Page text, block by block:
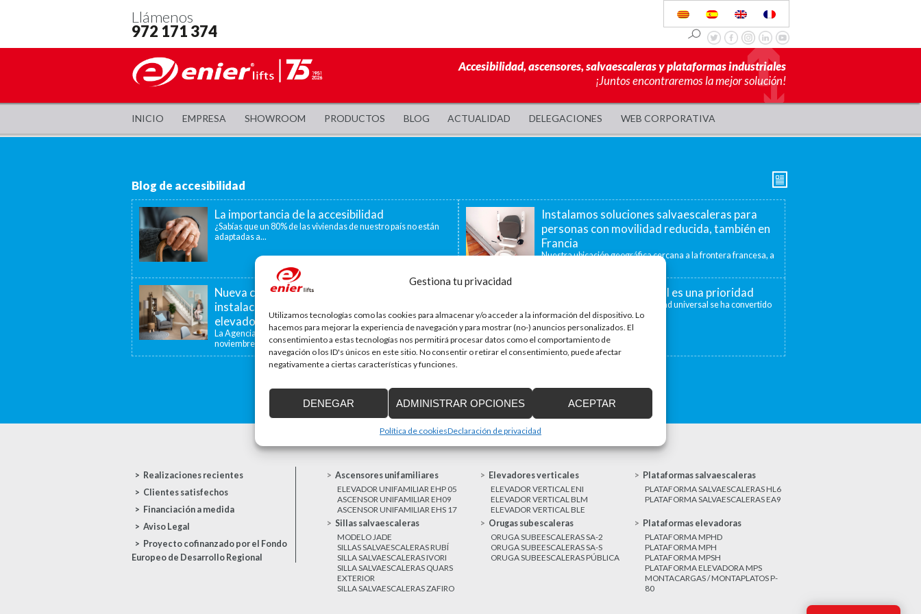
Gestiona tu privacidad
Utilizamos tecnologías como las cookies para almacenar y/o acceder a la información del dispositivo. Lo
hacemos para mejorar la experiencia de navegación y para mostrar (no-) anuncios personalizados. El
consentimiento a estas tecnologías nos permitirá procesar datos como el comportamiento de
navegación o los ID's únicos en este sitio. No consentir o retirar el consentimiento, puede afectar
negativamente a ciertas características y funciones.
ACEPTAR
DENEGAR ADMINISTRAR OPCIONES
Política de cookiesDeclaración de privacidad
Llámenos
972 171 374
Accesibilidad, ascensores, salvaescaleras y plataformas industriales
¡Juntos encontraremos la mejor solución!
INICIO EMPRESA SHOWROOM PRODUCTOS BLOG ACTUALIDAD DELEGACIONES WEB CORPORATIVA
Blog de accesibilidad
La importancia de la accesibilidad
¿Sabías que un 80% de las viviendas de nuestro país no están
adaptadas a...
Instalamos soluciones salvaescaleras para
personas con movilidad reducida, también en
Francia
Nuestra ubicación geográfica cercana a la frontera francesa, a
40 minutos, nos permite ofrecer...
Nueva convocatoria de ayudas para la
instalación de ascensores, plataformas
elevadoras y dispositivos de accesibilidad
La Agencia de la Vivienda de Cataluña aprobó el pasado 15 de
noviembre de...
La accesibilidad universal es una prioridad
En la última década la accesibilidad universal se ha convertido
en una prioridad para...
Realizaciones recientes
Clientes satisfechos
Financiación a medida
Aviso Legal
Proyecto cofinanzado por el Fondo
Europeo de Desarrollo Regional
Ascensores unifamiliares
ELEVADOR UNIFAMILIAR EHP 05
ASCENSOR UNIFAMILIAR EH09
ASCENSOR UNIFAMILIAR EHS 17
Elevadores verticales
ELEVADOR VERTICAL ENI
ELEVADOR VERTICAL BLM
ELEVADOR VERTICAL BLE
Plataformas salvaescaleras
PLATAFORMA SALVAESCALERAS HL6
PLATAFORMA SALVAESCALERAS EA9
Sillas salvaescaleras
MODELO JADE
SILLAS SALVAESCALERAS RUBÍ
SILLA SALVAESCALERAS IVORI
SILLA SALVAESCALERAS QUARS
EXTERIOR
SILLA SALVAESCALERAS ZAFIRO
Orugas subescaleras
ORUGA SUBEESCALERAS SA-2
ORUGA SUBEESCALERAS SA-S
ORUGA SUBEESCALERAS PÚBLICA
Plataformas elevadoras
PLATAFORMA MPHD
PLATAFORMA MPH
PLATAFORMA MPSH
PLATAFORMA ELEVADORA MPS
MONTACARGAS / MONTAPLATOS P-
80